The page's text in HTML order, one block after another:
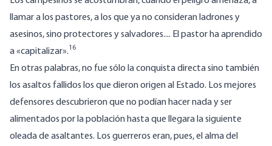
llamar a los pastores, a los que ya no consideran ladrones y
asesinos, sino protectores y salvadores.... El pastor ha aprendido
a «capitalizar».16
En otras palabras, no fue sólo la conquista directa sino también
los asaltos fallidos los que dieron origen al Estado. Los mejores
defensores descubrieron que no podían hacer nada y ser
alimentados por la población hasta que llegara la siguiente
oleada de asaltantes. Los guerreros eran, pues, el alma del